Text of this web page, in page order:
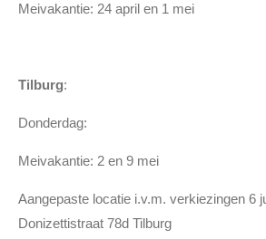
Meivakantie: 24 april en 1 mei
Tilburg:
Donderdag:
Meivakantie: 2 en 9 mei
Aangepaste locatie i.v.m. verkiezingen 6
Donizettistraat 78d Tilburg